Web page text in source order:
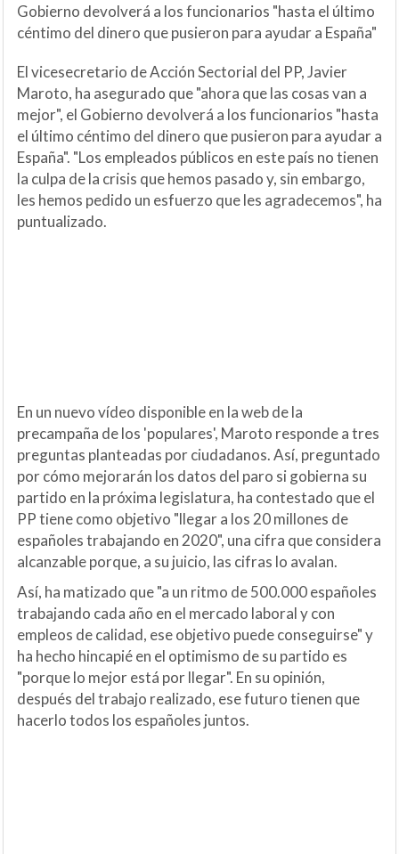
Gobierno devolverá a los funcionarios "hasta el último
céntimo del dinero que pusieron para ayudar a España"
El vicesecretario de Acción Sectorial del PP, Javier
Maroto, ha asegurado que "ahora que las cosas van a
mejor", el Gobierno devolverá a los funcionarios "hasta
el último céntimo del dinero que pusieron para ayudar a
España". "Los empleados públicos en este país no tienen
la culpa de la crisis que hemos pasado y, sin embargo,
les hemos pedido un esfuerzo que les agradecemos", ha
puntualizado.
En un nuevo vídeo disponible en la web de la
precampaña de los 'populares', Maroto responde a tres
preguntas planteadas por ciudadanos. Así, preguntado
por cómo mejorarán los datos del paro si gobierna su
partido en la próxima legislatura, ha contestado que el
PP tiene como objetivo "llegar a los 20 millones de
españoles trabajando en 2020", una cifra que considera
alcanzable porque, a su juicio, las cifras lo avalan.
Publicidad
Así, ha matizado que "a un ritmo de 500.000 españoles
trabajando cada año en el mercado laboral y con
empleos de calidad, ese objetivo puede conseguirse" y
ha hecho hincapié en el optimismo de su partido es
"porque lo mejor está por llegar". En su opinión,
después del trabajo realizado, ese futuro tienen que
hacerlo todos los españoles juntos.